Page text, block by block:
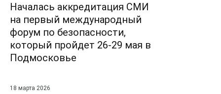
Началась аккредитация СМИ
на первый международный
форум по безопасности,
который пройдет 26-29 мая в
Подмосковье
18 марта 2026